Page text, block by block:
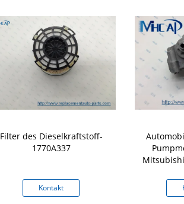
Filter des Dieselkraftstoff-
1770A337
Kontakt